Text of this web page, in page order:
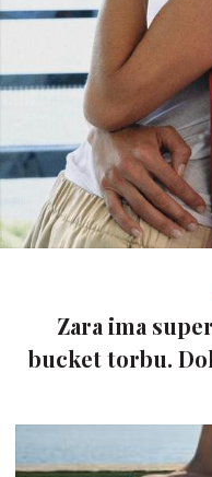
Zara ima
bucket torbu.